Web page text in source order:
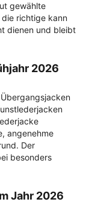
gewählte
richtige kann
dienen und bleibt
2026
angenehme
Der
besonders
Jahr 2026